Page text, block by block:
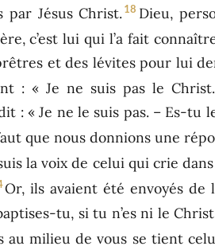
Jésus Christ. 18 Dieu,
c’est lui qui l’a fait
et des lévites pour lui
: « Je ne suis pas le
: « Je ne le suis pas. – Es-tu
que nous donnions une
la voix de celui qui crie
Or, ils avaient été envoyés de
tu, si tu n’es ni le
au milieu de vous se tient